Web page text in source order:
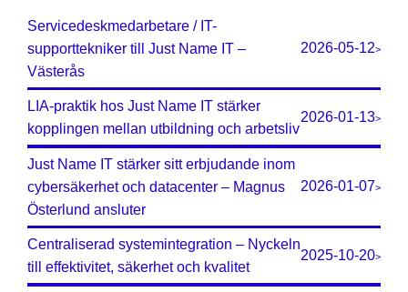
Servicedeskmedarbetare / IT-
supporttekniker till Just Name IT –
Västerås
2026-05-12>
LIA-praktik hos Just Name IT stärker
kopplingen mellan utbildning och arbetsliv
2026-01-13>
Just Name IT stärker sitt erbjudande inom
cybersäkerhet och datacenter – Magnus
Österlund ansluter
2026-01-07>
Centraliserad systemintegration – Nyckeln
till effektivitet, säkerhet och kvalitet
2025-10-20>